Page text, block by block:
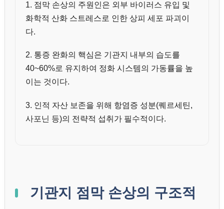
1. 점막 손상의 주원인은 외부 바이러스 유입 및
화학적 산화 스트레스로 인한 상피 세포 파괴이
다.
2. 통증 완화의 핵심은 기관지 내부의 습도를
40~60%로 유지하여 정화 시스템의 가동률을 높
이는 것이다.
3. 인적 자산 보존을 위해 항염증 성분(퀘르세틴,
사포닌 등)의 전략적 섭취가 필수적이다.
기관지 점막 손상의 구조적